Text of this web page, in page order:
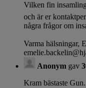
Vilken fin
och är er
några frågor om
Varma hälsningar,
Anonym gav
Kram bästaste